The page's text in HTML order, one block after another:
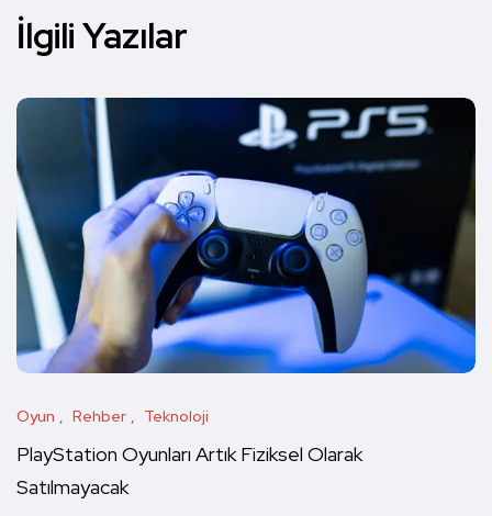
İlgili Yazılar
Oyun Rehber Teknoloji
PlayStation Oyunları Artık Fiziksel Olarak
Satılmayacak